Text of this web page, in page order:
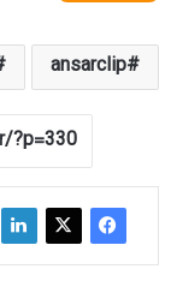
ansarclip